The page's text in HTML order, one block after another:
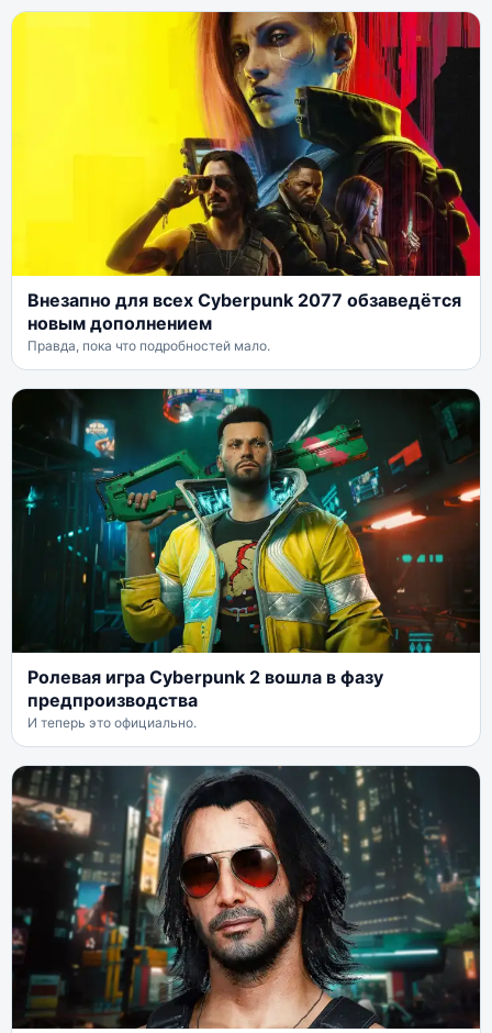
Внезапно для всех Cyberpunk 2077 обзаведётся
новым дополнением
Правда, пока что подробностей мало.
Ролевая игра Cyberpunk 2 вошла в фазу
предпроизводства
И теперь это официально.